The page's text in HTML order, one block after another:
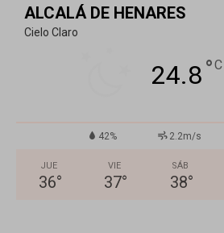
ALCALÁ DE HENARES
Cielo Claro
24.8°C
42% 2.2m/s
JUE
36°
VIE
37°
SÁB
38°